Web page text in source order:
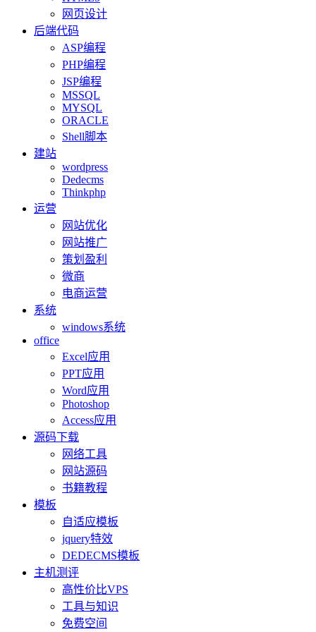
网页设计
后端代码
ASP编程
PHP编程
JSP编程
MSSQL
MYSQL
ORACLE
Shell脚本
建站
wordpress
Dedecms
Thinkphp
运营
网站优化
网站推广
策划盈利
微商
电商运营
系统
windows系统
office
Excel应用
PPT应用
Word应用
Photoshop
Access应用
源码下载
网络工具
网站源码
书籍教程
模板
自适应模板
jquery特效
DEDECMS模板
主机测评
高性价比VPS
工具与知识
免费空间